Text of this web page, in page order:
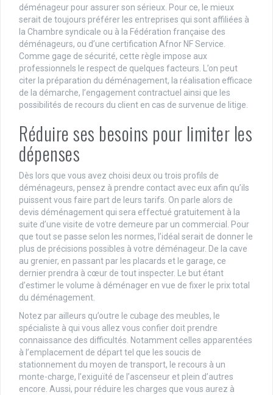
déménageur pour assurer son sérieux. Pour ce, le mieux
serait de toujours préférer les entreprises qui sont affiliées à
la Chambre syndicale ou à la Fédération française des
déménageurs, ou d’une certification Afnor NF Service.
Comme gage de sécurité, cette règle impose aux
professionnels le respect de quelques facteurs. L’on peut
citer la préparation du déménagement, la réalisation efficace
de la démarche, l’engagement contractuel ainsi que les
possibilités de recours du client en cas de survenue de litige.
Réduire ses besoins pour limiter les
dépenses
Dès lors que vous avez choisi deux ou trois profils de
déménageurs, pensez à prendre contact avec eux afin qu’ils
puissent vous faire part de leurs tarifs. On parle alors de
devis déménagement qui sera effectué gratuitement à la
suite d’une visite de votre demeure par un commercial. Pour
que tout se passe selon les normes, l’idéal serait de donner le
plus de précisions possibles à votre déménageur. De la cave
au grenier, en passant par les placards et le garage, ce
dernier prendra à cœur de tout inspecter. Le but étant
d’estimer le volume à déménager en vue de fixer le prix total
du déménagement.
Notez par ailleurs qu’outre le cubage des meubles, le
spécialiste à qui vous allez vous confier doit prendre
connaissance des difficultés. Notamment celles apparentées
à l’emplacement de départ tel que les soucis de
stationnement du moyen de transport, le recours à un
monte-charge, l’exiguïté de l’ascenseur et plein d’autres
encore. Aussi, pour réduire les charges que vous aurez à